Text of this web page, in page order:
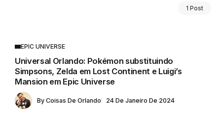
1 Post
EPIC UNIVERSE
Universal Orlando: Pokémon substituindo
Simpsons, Zelda em Lost Continent e Luigi’s
Mansion em Epic Universe
By Coisas De Orlando 24 De Janeiro De 2024